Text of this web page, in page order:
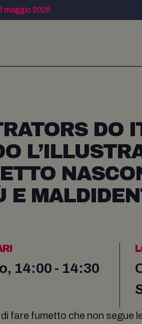
maggio 2026
DO
E
14:00 - 14:30
fare fumetto che non segue